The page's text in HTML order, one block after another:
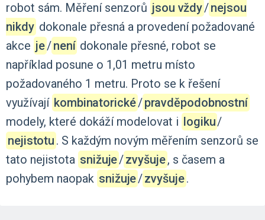
robot sám. Měření senzorů jsou vždy‍/‌nejsou
nikdy dokonale přesná a provedení požadované
akce je‍/‌není dokonale přesné, robot se
například posune o 1,01 metru místo
požadovaného 1 metru. Proto se k řešení
využívají kombinatorické‍/‌pravděpodobnostní
modely, které dokáží modelovat i logiku‍/‌
nejistotu . S každým novým měřením senzorů se
tato nejistota snižuje‍/‌zvyšuje, s časem a
pohybem naopak snižuje‍/‌zvyšuje.